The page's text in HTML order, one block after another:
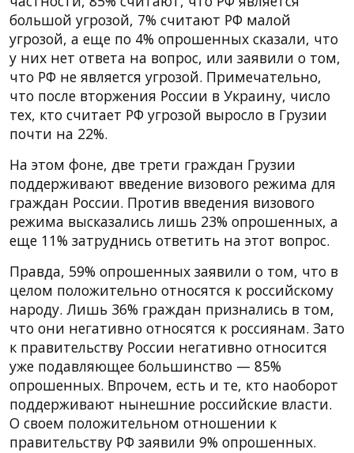
большой угрозой, 7% считают РФ малой
угрозой, а еще по 4% опрошенных сказали, что
у них нет ответа на вопрос, или заявили о том,
что РФ не является угрозой. Примечательно,
что после вторжения России в Украину, число
тех, кто считает РФ угрозой выросло в Грузии
почти на 22%.
На этом фоне, две трети граждан Грузии
поддерживают введение визового режима для
граждан России. Против введения визового
режима высказались лишь 23% опрошенных, а
еще 11% затруднись ответить на этот вопрос.
Правда, 59% опрошенных заявили о том, что в
целом положительно относятся к российскому
народу. Лишь 36% граждан признались в том,
что они негативно относятся к россиянам. Зато
к правительству России негативно относится
уже подавляющее большинство — 85%
опрошенных. Впрочем, есть и те, кто наоборот
поддерживают нынешние российские власти.
О своем положительном отношении к
правительству РФ заявили 9% опрошенных.